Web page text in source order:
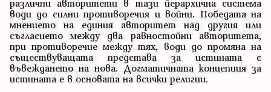
различни авторитети в тази йерархична система
води до силни противоречия и войни. Победата на
мнението на единия авторитет над другия или
съгласието между два равностойни авторитета,
при противоречие между тях, води до промяна на
съществуващата представа за истината с
въвеждането на нова. Догматичната концепция за
истината е в основата на всички религии.